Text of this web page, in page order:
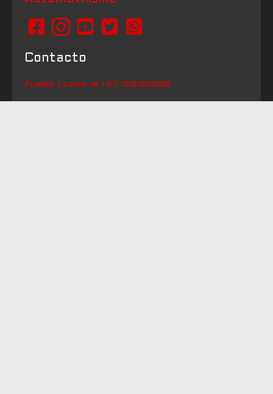
Contacto
Puedes LLamar al +57 3118080868